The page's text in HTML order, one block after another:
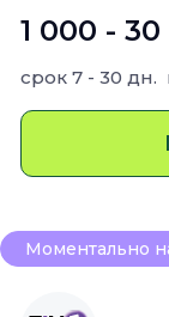
1 000 -
срок 7 - 30 дн.
Моментально